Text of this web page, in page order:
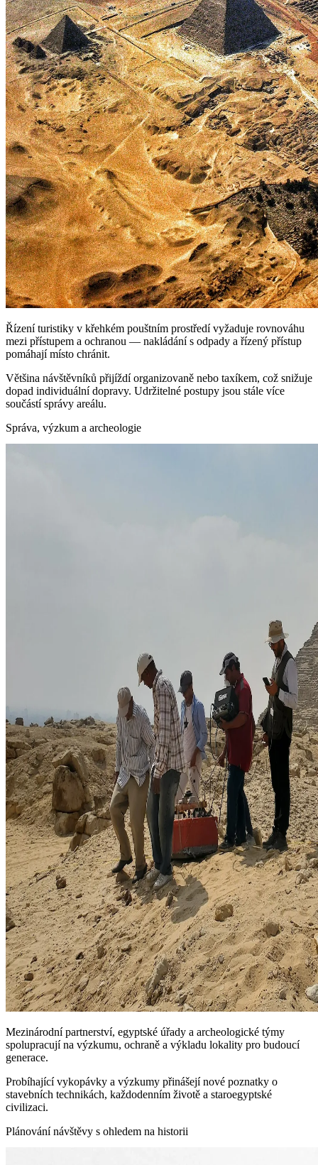
Řízení turistiky v křehkém pouštním prostředí vyžaduje rovnováhu
mezi přístupem a ochranou — nakládání s odpady a řízený přístup
pomáhají místo chránit.
Většina návštěvníků přijíždí organizovaně nebo taxíkem, což snižuje
dopad individuální dopravy. Udržitelné postupy jsou stále více
součástí správy areálu.
Správa, výzkum a archeologie
Mezinárodní partnerství, egyptské úřady a archeologické týmy
spolupracují na výzkumu, ochraně a výkladu lokality pro budoucí
generace.
Probíhající vykopávky a výzkumy přinášejí nové poznatky o
stavebních technikách, každodenním životě a staroegyptské
civilizaci.
Plánování návštěvy s ohledem na historii